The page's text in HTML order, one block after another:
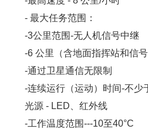
- 最大任务范围：
-3公里范围-无人机信号中继
-6 公里（含地面指挥站和信号
-通过卫星通信无限制
-连续运行（运动）时间-不少
光源 - LED、红外线
-工作温度范围---10至40°C